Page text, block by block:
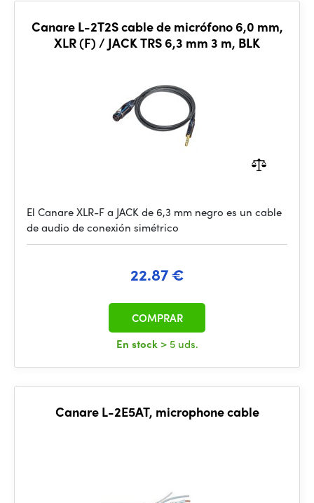
Canare L-2T2S cable de micrófono 6,0 mm,
XLR (F) / JACK TRS 6,3 mm 3 m, BLK
El Canare XLR-F a JACK de 6,3 mm negro es un cable
de audio de conexión simétrico
22.87 €
En stock > 5 uds.
COMPRAR
Canare L-2E5AT, microphone cable